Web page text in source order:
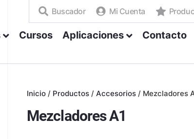
Buscador Mi Cuenta
Cursos Aplicaciones Contacto
Inicio / Productos / Accesorios / Mezcladores
Mezcladores A1